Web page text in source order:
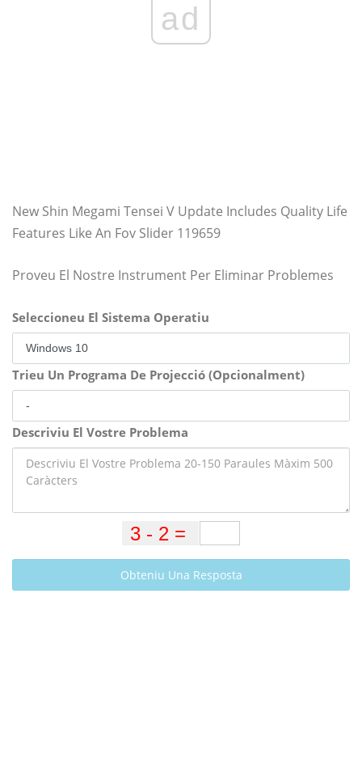
ad
New Shin Megami Tensei V Update Includes Quality Life
Features Like An Fov Slider 119659
Proveu El Nostre Instrument Per Eliminar Problemes
Seleccioneu El Sistema Operatiu
Trieu Un Programa De Projecció (Opcionalment)
Descriviu El Vostre Problema
Obteniu Una Resposta